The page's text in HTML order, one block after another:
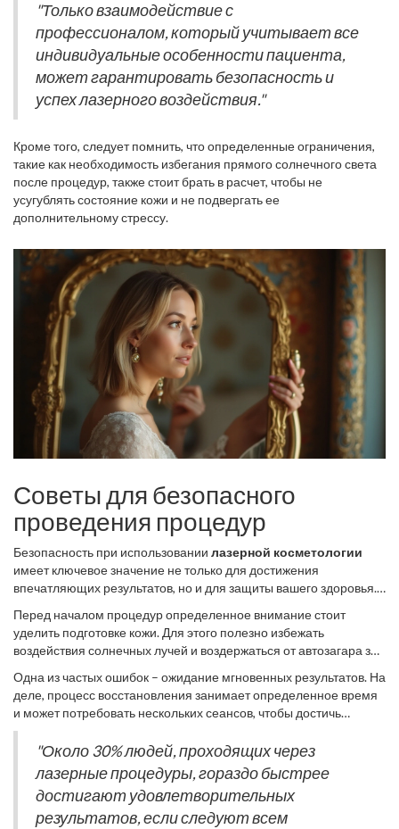
"Только взаимодействие с
профессионалом, который учитывает все
индивидуальные особенности пациента,
может гарантировать безопасность и
успех лазерного воздействия."
Кроме того, следует помнить, что определенные ограничения,
такие как необходимость избегания прямого солнечного света
после процедур, также стоит брать в расчет, чтобы не
усугублять состояние кожи и не подвергать ее
дополнительному стрессу.
Советы для безопасного
проведения процедур
Безопасность при использовании лазерной косметологии
имеет ключевое значение не только для достижения
впечатляющих результатов, но и для защиты вашего здоровья.
лечение пигментации, следование проверенным
рекомендациям позволит предотвратить нежелательные
последствия. До того как решиться на проведение лазерной
процедуры, убедитесь в компетентности специалиста и
наличии у него необходимой сертификации. Это уменьшит
риски возникновения отрицательных реакций и осложнений.
Перед началом процедур определенное внимание стоит
уделить подготовке кожи. Для этого полезно избежать
воздействия солнечных лучей и воздержаться от автозагара за
повышать чувствительность и сделать вашездоровьеболее
уязвимым к лазерам. Специалисты также рекомендуют
избегать использования косметических средств с активными
которые могут усилить кожную реакцию к лазерному
воздействию.
Одна из частых ошибок – ожидание мгновенных результатов. На
деле, процесс восстановления занимает определенное время
и может потребовать нескольких сеансов, чтобы достичь
желаемого эффекта. Не стоит забывать о важности после-
процедурного ухода. Наносите успокаивающие и защитные
кремы, не забывайте увлажнять кожу и избегайте солнечных
ванн. Все это снизит вероятность побочных эффектов и ускорит
выздоровление. Кроме того, не помешает ввести в свой рацион
добавки, укрепляющие иммунитет и помогающие тканям
"Около 30% людей, проходящих через
лазерные процедуры, гораздо быстрее
достигают удовлетворительных
результатов, если следуют всем